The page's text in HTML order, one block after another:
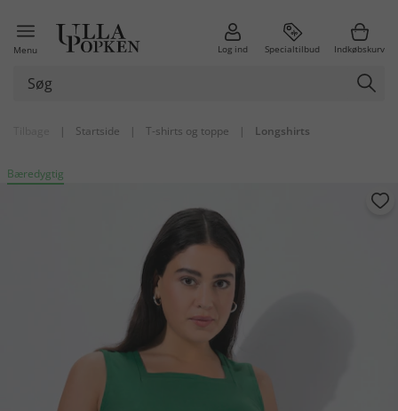
Menu Log ind Specialtilbud Indkøbskurv
| Startside | T-shirts og toppe | Longshirts
Bæredygtig